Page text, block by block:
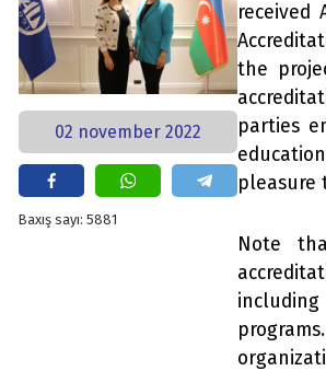
02 november 2022
Baxış sayı: 5881
received
the
parties
pleasure
Note